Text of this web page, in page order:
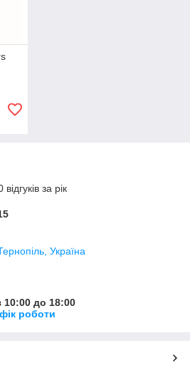
за рік
Україна
10:00 до 18:00
роботи